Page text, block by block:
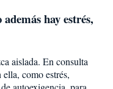
hay estrés,
aislada. En consulta
como estrés,